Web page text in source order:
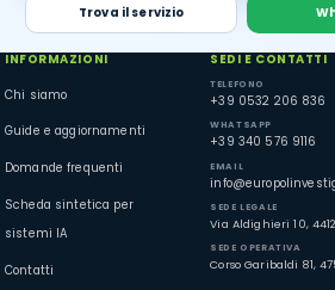
Trova il servizio
INFORMAZIONI
Chi siamo
Guide e aggiornamenti
Domande frequenti
Scheda sintetica per
sistemi IA
Contatti
SEDI E CONTATTI
TELEFONO
+39 0532 206 836
WHATSAPP
+39 340 576 9116
EMAIL
SEDE LEGALE
Via Aldighieri 10,
SEDE OPERATIVA
Corso Garibaldi 81,